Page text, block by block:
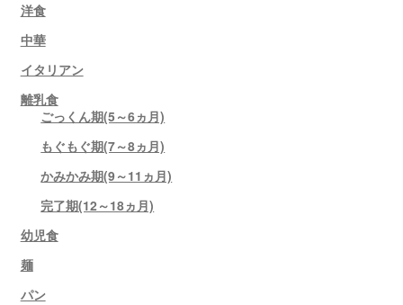
洋食
中華
イタリアン
離乳食
ごっくん期(5～6ヵ月)
もぐもぐ期(7～8ヵ月)
かみかみ期(9～11ヵ月)
完了期(12～18ヵ月)
幼児食
麺
パン